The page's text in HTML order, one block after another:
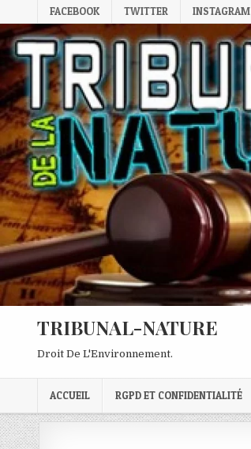
to
content
FACEBOOK TWITTER INSTAGRAM
TRIBUNAL-NATURE
Droit De L'Environnement.
ACCUEIL RGPD ET CONFIDENTIALITÉ